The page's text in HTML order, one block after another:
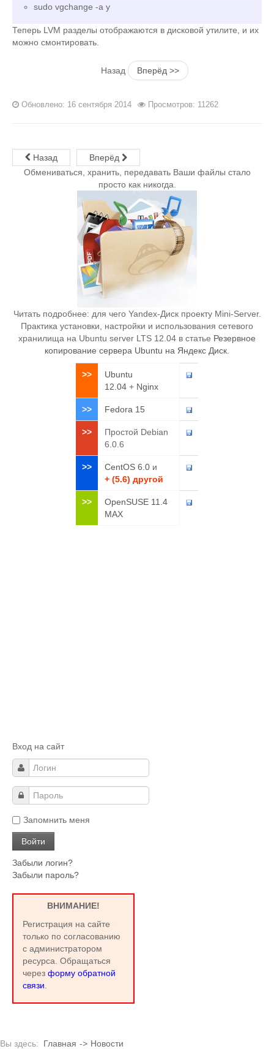
sudo vgchange -a y
Теперь LVM разделы отображаются в дисковой утилите, и их
можно смонтировать.
Назад Вперёд >>
Обновлено: 16 сентября 2014 Просмотров: 11262
Назад
Вперёд
Обмениваться, хранить, передавать Ваши файлы стало
просто как никогда.
Читать подробнее: для чего Yandex-Диск проекту Mini-Server.
Практика установки, настройки и использования сетевого
хранилища на Ubuntu server LTS 12.04 в статье Резервное
копирование сервера Ubuntu на Яндекс Диск
>>
Ubuntu
12.04 + Nginx
>> Fedora 15
>>
Простой Debian
6.0.6
>> CentOS 6.0 и
+ (5.6) другой
>>
OpenSUSE 11.4
MAX
Вход на сайт
Запомнить меня
Забыли логин?
Забыли пароль?
ВНИМАНИЕ!
Регистрация на сайте
только по согласованию
с администратором
ресурса. Обращаться
через форму обратной
связи
Вы здесь: Главная -> Новости